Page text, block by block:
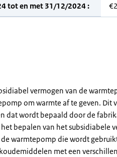
tot en met 31/12/2024 :
vermogen van de
om warmte af te geven. Dit
dat wordt bepaald door de
bepalen van het subsidiabele
warmtepomp die wordt
met een